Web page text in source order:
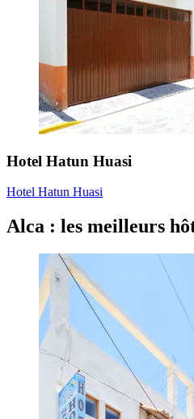
Hotel Hatun Huasi
Hotel Hatun Huasi
Alca : les meilleurs